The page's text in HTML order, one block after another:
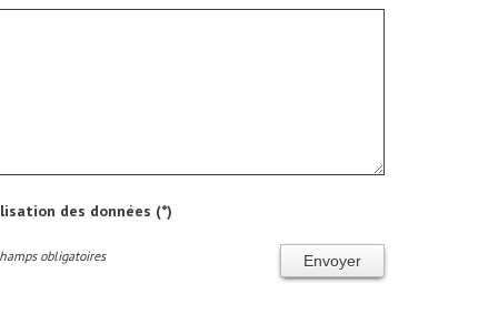
des données (*)
Envoyer
obligatoires